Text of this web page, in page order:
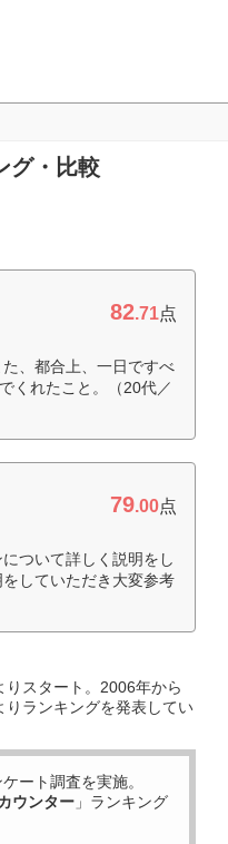
グ・比較
82.71点
、都合上、一日ですべ
くれたこと。（20代／
79.00点
ついて詳しく説明をし
していただき大変参考
スタート。2006年から
ランキングを発表してい
ート調査を実施。
ウンター 」ランキング